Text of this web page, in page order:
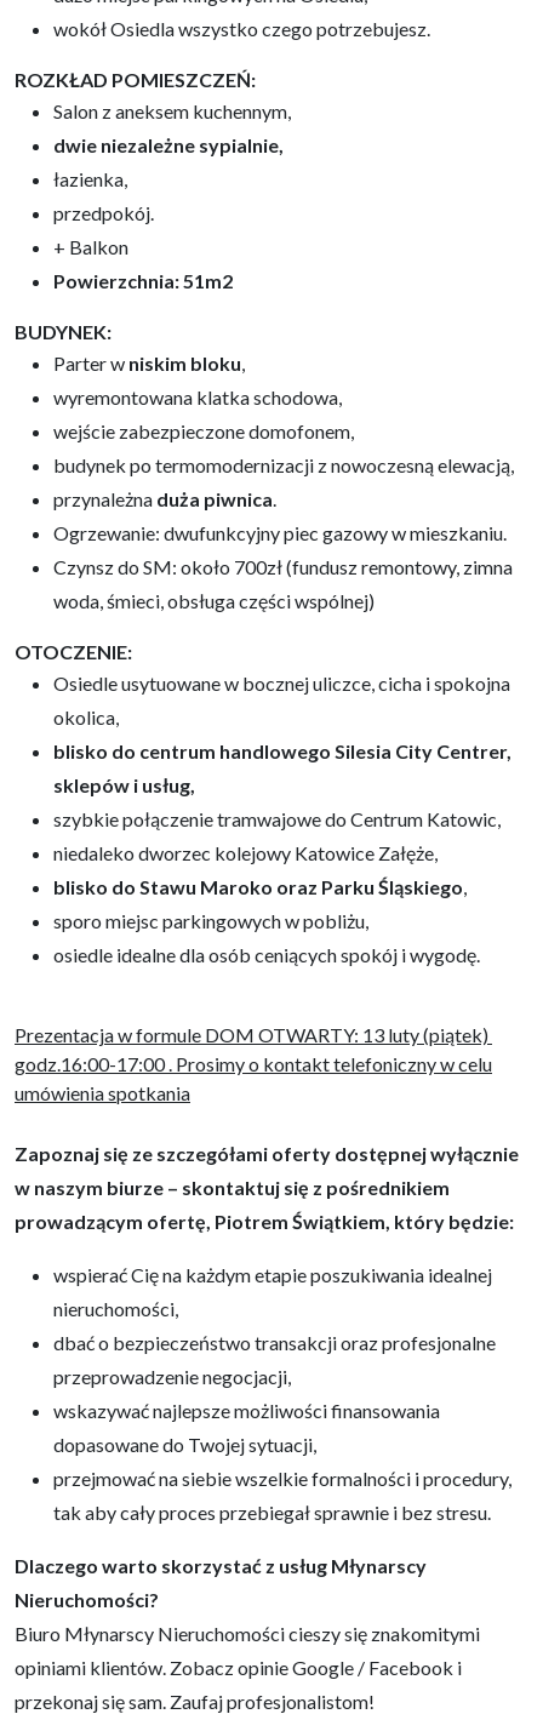
wokół Osiedla wszystko czego potrzebujesz.
ROZKŁAD POMIESZCZEŃ:
Salon z aneksem kuchennym,
dwie niezależne sypialnie,
łazienka,
przedpokój.
+ Balkon
Powierzchnia: 51m2
BUDYNEK:
Parter w niskim bloku
wyremontowana klatka schodowa,
wejście zabezpieczone domofonem,
budynek po termomodernizacji z nowoczesną elewacją,
przynależna duża piwnica
Ogrzewanie: dwufunkcyjny piec gazowy w mieszkaniu.
Czynsz do SM: około 700zł (fundusz remontowy, zimna
woda, śmieci, obsługa części wspólnej)
OTOCZENIE:
Osiedle usytuowane w bocznej uliczce, cicha i spokojna
okolica,
blisko do centrum handlowego Silesia City Centrer,
sklepów i usług,
szybkie połączenie tramwajowe do Centrum Katowic,
niedaleko dworzec kolejowy Katowice Załęże,
blisko do Stawu Maroko oraz Parku Śląskiego
sporo miejsc parkingowych w pobliżu,
osiedle idealnedla osób ceniących spokój i wygodę.
Prezentacja w formule DOM OTWARTY: 13 luty (piątek)
godz.16:00-17:00 . Prosimy o kontakt telefoniczny w celu
umówienia spotkania
Zapoznaj się ze szczegółami oferty dostępnej wyłącznie
w naszym biurze – skontaktuj się z pośrednikiem
prowadzącym ofertę, Piotrem Świątkiem , który będzie:
wspierać Cię na każdym etapie poszukiwania idealnej
nieruchomości,
dbać o bezpieczeństwo transakcji oraz profesjonalne
przeprowadzenie negocjacji,
wskazywać najlepsze możliwości finansowania
dopasowane do Twojej sytuacji,
przejmować na siebie wszelkie formalności i procedury,
tak aby cały proces przebiegał sprawnie i bez stresu.
Dlaczego warto skorzystać z usług Młynarscy
Nieruchomości?
Biuro Młynarscy Nieruchomości cieszy się znakomitymi
opiniami klientów. Zobacz opinie Google / Facebook i
przekonaj się sam. Zaufaj profesjonalistom!